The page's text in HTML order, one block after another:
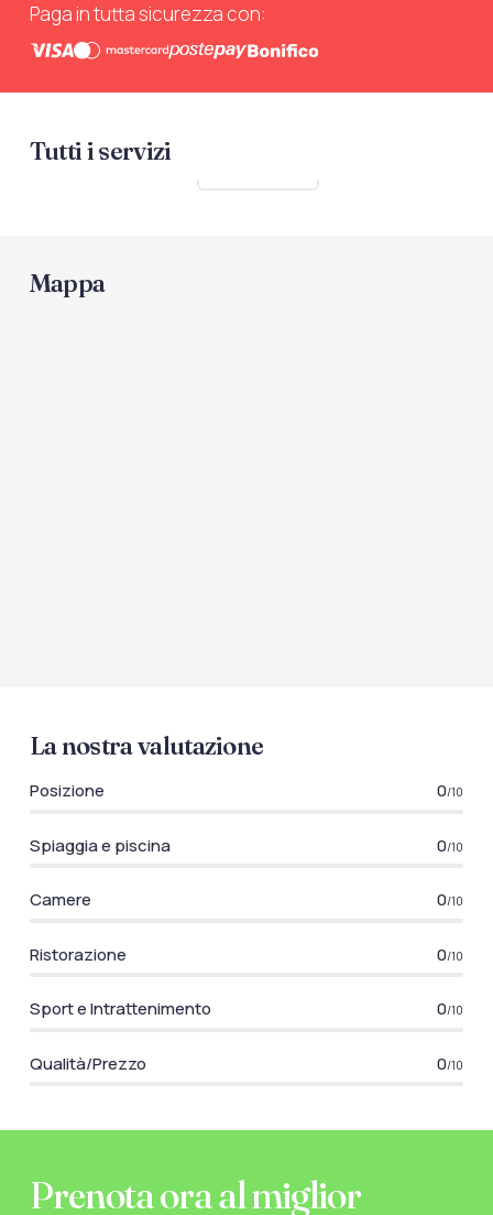
Paga in tutta sicurezza con:
Tutti i servizi
Mappa
La nostra valutazione
Posizione 0/10
Spiaggia e piscina 0/10
Camere 0/10
Ristorazione 0/10
Sport e Intrattenimento 0/10
Qualità/Prezzo 0/10
Prenota ora al miglior